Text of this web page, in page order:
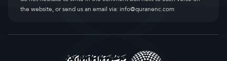
the website, or send us an email via:info@quranenc.com